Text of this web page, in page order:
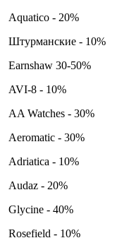
Aquatico - 20%
Штурманские - 10%
Earnshaw 30-50%
AVI-8 - 10%
AA Watches - 30%
Aeromatic - 30%
Adriatica - 10%
Audaz - 20%
Glycine - 40%
Rosefield - 10%